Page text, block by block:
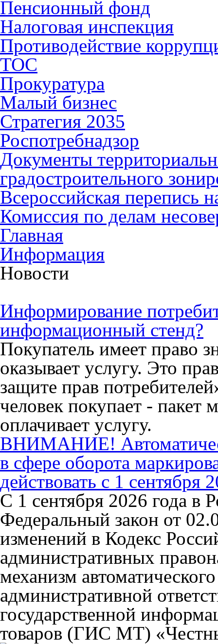
Пенсионный фонд
Налоговая инспекция
Противодействие
ТОС
Прокуратура
Малый бизнес
Стратегия 2035
Роспотребнадзор
Документы
градостроительного
Всероссийская перепись
Комиссия по делам
Главная
Информация
Новости
Информирование
информационный стенд?
Покупатель имеет право
оказывает услугу. Это
защите прав
человек покупает - пакет
оплачивает услугу.
ВНИМАНИЕ!
в сфере оборота
действовать с 1 сентября
С 1 сентября 2026 года в
Федеральный закон от
изменений в Кодекс
административных
механизм
административной
государственной
товаров (ГИС МТ)